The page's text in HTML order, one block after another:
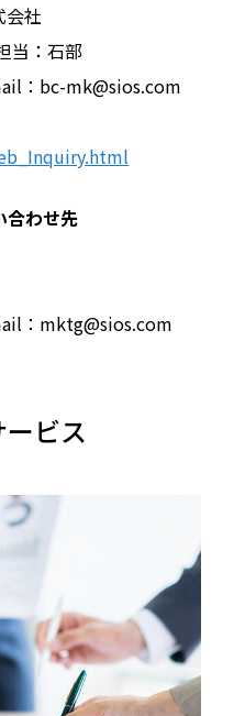
会社
当：石部
：bc-mk@sios.com
合わせ先
：mktg@sios.com
ビス